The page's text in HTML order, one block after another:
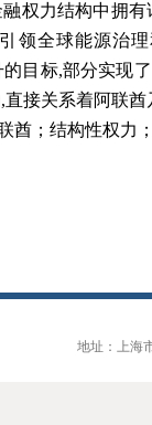
权力结构中拥
领全球能源治
的目标,部分实现
接关系着阿联
酋；结构性权力
地址：上海